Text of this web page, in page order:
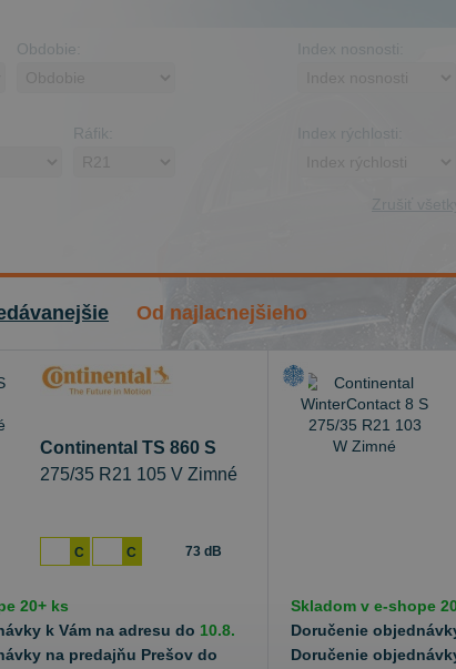
Obdobie:
Ráfik:
Od najlacnejšieho
Continental TS 860 S
275/35 R21 105 V Zimné
C C 73 dB
20+ ks
k Vám na adresu do 10.8.
na predajňu Prešov do
Skladom v e-shope
Doručenie
Doručenie